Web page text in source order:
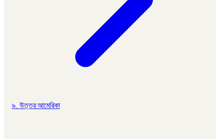
৯. উত্তর আমেরিকা